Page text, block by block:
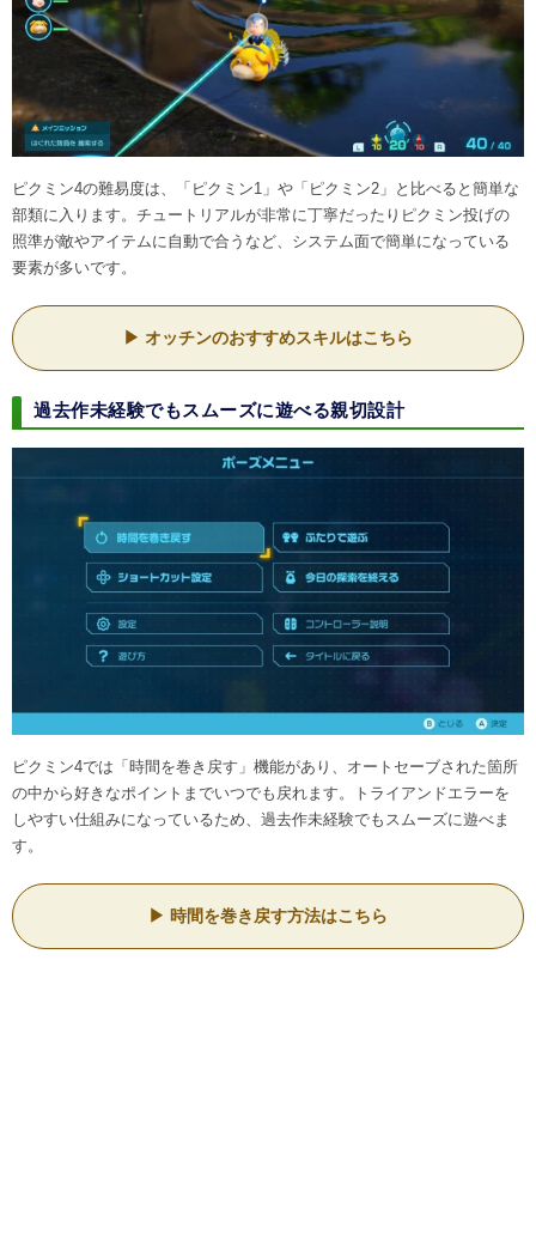
ピクミン4の難易度は、「ピクミン1」や「ピクミン2」と比べると簡単な
部類に入ります。チュートリアルが非常に丁寧だったりピクミン投げの
照準が敵やアイテムに自動で合うなど、システム面で簡単になっている
要素が多いです。
オッチンのおすすめスキルはこちら
過去作未経験でもスムーズに遊べる親切設計
ピクミン4では「時間を巻き戻す」機能があり、オートセーブされた箇所
の中から好きなポイントまでいつでも戻れます。トライアンドエラーを
しやすい仕組みになっているため、過去作未経験でもスムーズに遊べま
す。
時間を巻き戻す方法はこちら